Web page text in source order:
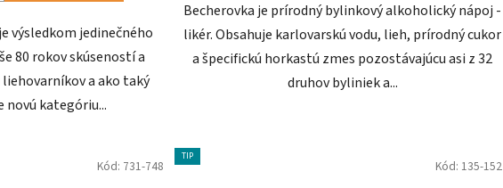
výsledkom jedinečného
80 rokov skúseností a
a ako taký
novú kategóriu...
Becherovka je prírodný bylinkový alkoholický nápoj -
likér. Obsahuje karlovarskú vodu, lieh, prírodný cukor
a špecifickú horkastú zmes pozostávajúcu asi z 32
druhov byliniek a...
Kód: 731-748
TIP
Kód: 135-152